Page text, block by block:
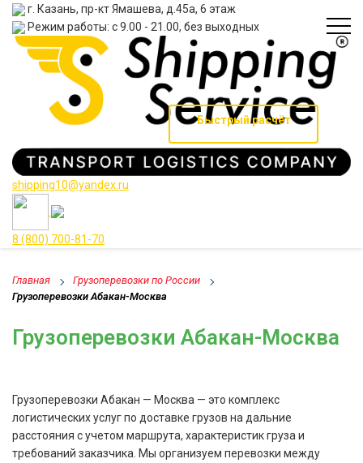
г. Казань, пр-кт Ямашева, д.45а, 6 этаж
Режим работы: с 9.00 - 21.00, без выходных
shipping10@yandex.ru
8 (800) 700-81-70
Быстрый расчёт
Главная
Грузоперевозки по России
Грузоперевозки Абакан-Москва
Грузоперевозки Абакан-Москва
Грузоперевозки Абакан — Москва — это комплекс
логистических услуг по доставке грузов на дальние
расстояния с учетом маршрута, характеристик груза и
требований заказчика. Мы организуем перевозки между